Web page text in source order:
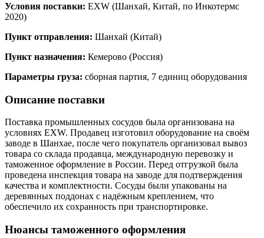
Условия поставки: EXW (Шанхай, Китай, по Инкотермс
2020)
Пункт отправления: Шанхай (Китай)
Пункт назначения: Кемерово (Россия)
Параметры груза: сборная партия, 7 единиц оборудования
Описание поставки
Поставка промышленных сосудов была организована на
условиях EXW. Продавец изготовил оборудование на своём
заводе в Шанхае, после чего покупатель организовал вывоз
товара со склада продавца, международную перевозку и
таможенное оформление в России. Перед отгрузкой была
проведена инспекция товара на заводе для подтверждения
качества и комплектности. Сосуды были упакованы на
деревянных поддонах с надёжным креплением, что
обеспечило их сохранность при транспортировке.
Нюансы таможенного оформления